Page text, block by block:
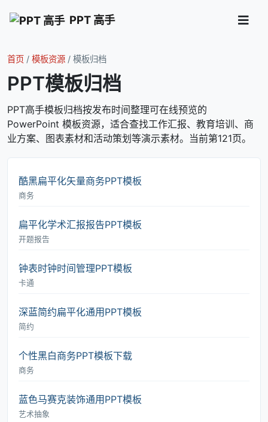
PPT 高手
首页 / 模板资源 / 模板归档
PPT模板归档
PPT高手模板归档按发布时间整理可在线预览的
PowerPoint 模板资源，适合查找工作汇报、教育培训、商
业方案、图表素材和活动策划等演示素材。当前第121页。
酷黑扁平化矢量商务PPT模板
商务
扁平化学术汇报报告PPT模板
开题报告
钟表时钟时间管理PPT模板
卡通
深蓝简约扁平化通用PPT模板
简约
个性黑白商务PPT模板下载
商务
蓝色马赛克装饰通用PPT模板
艺术抽象